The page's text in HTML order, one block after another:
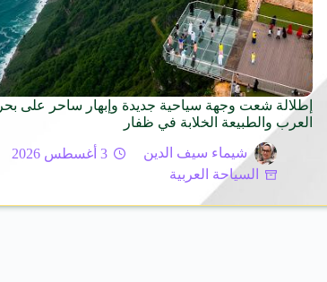
إطلالة شعت وجهة سياحية جديدة وإبهار ساحر على بحر
العرب والطبيعة الخلابة في ظفار
شيماء سيف الدين
3 أغسطس 2026
السياحة العربية